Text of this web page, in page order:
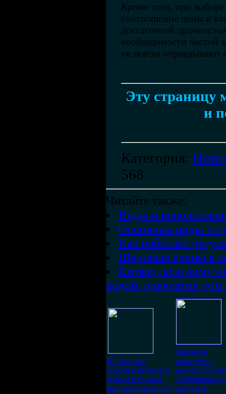
Кроме того, при
соотношение цены и
достаточной
необходимости частой
не всегда оправдывают
Эту страницу
и
Категория:
568
Читайте также:
Виды и
Основные виды и
Как работает
Шаровые краны в
Китаец, всю зиму
водой, превратил
Картонные
коробки являются
одним из самых
распространенных
Запорная
арматура –
важный
систем и